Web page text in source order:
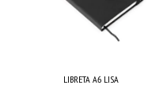
LIBRETA A6 LISA